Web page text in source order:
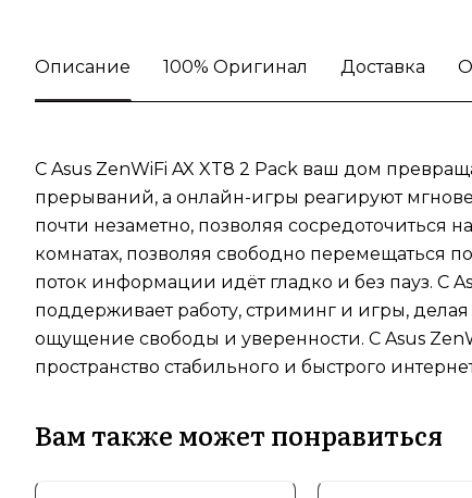
Описание 100% Оригинал Доставка
С Asus ZenWiFi AX XT8 2 Pack ваш дом
прерываний, а онлайн-игры реагируют
почти незаметно, позволяя сосредоточиться
комнатах, позволяя свободно перемещаться
поток информации идёт гладко и без пауз. С
поддерживает работу, стриминг и игры,
ощущение свободы и уверенности. С Asus
пространство стабильного и быстрого
Вам также может понравиться